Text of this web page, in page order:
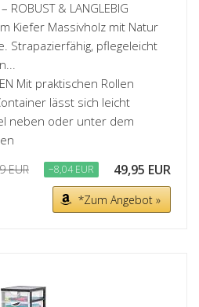
ROBUST & LANGLEBIG
Kiefer Massivholz mit Natur
Strapazierfähig, pflegeleicht
Mit praktischen Rollen
lässt sich leicht
neben oder unter dem
EUR −8,04 EUR 49,95 EUR
*Zum Angebot »